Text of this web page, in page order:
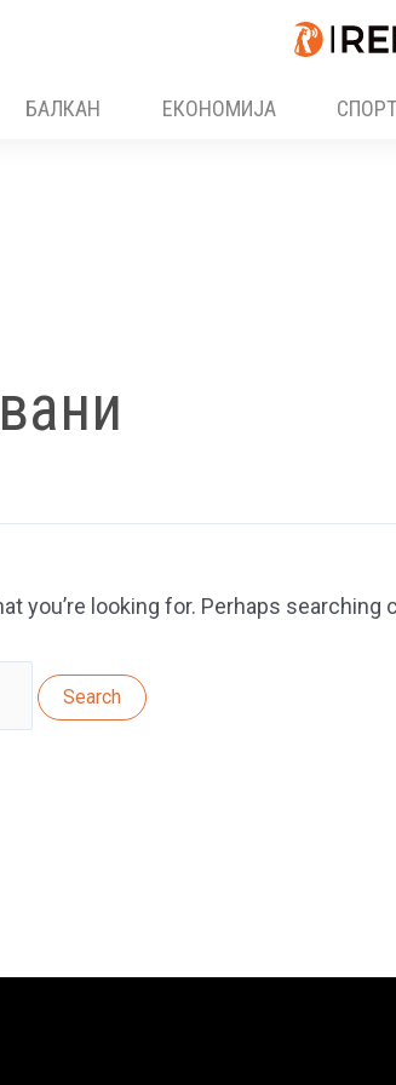
БАЛКАН ЕКОНОМИЈА СПОРТ
you’re looking for. Perhaps searching